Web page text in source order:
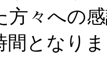
方々への
間となり